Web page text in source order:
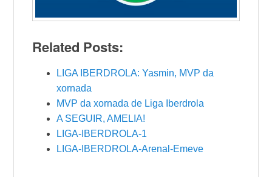
Related Posts:
LIGA IBERDROLA: Yasmin, MVP da
xornada
MVP da xornada de Liga Iberdrola
A SEGUIR, AMELIA!
LIGA-IBERDROLA-1
LIGA-IBERDROLA-Arenal-Emeve